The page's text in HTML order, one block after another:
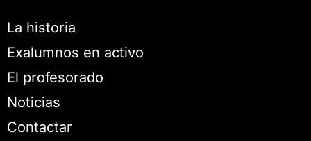
La historia
Exalumnos en activo
El profesorado
Noticias
Contactar